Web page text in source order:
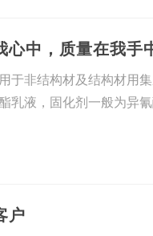
心中，质量在我手
于非结构材及结构材用
乳液，固化剂一般为异
户